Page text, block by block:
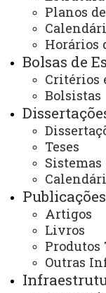
Planos
Horários
Bolsas de
Critérios
Bolsistas
Teses
Publicações
Artigos
Livros
Produtos
Outras
BOLSA DE
Final -DOC
ESTÁGIO
DOC
Formulário
dispensa
DOC